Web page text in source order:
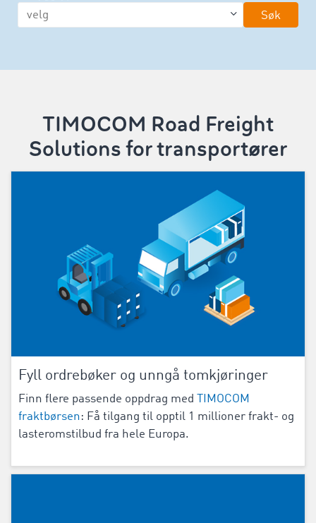
Søk
TIMOCOM Road Freight
Solutions for transportører
Fyll ordrebøker og unngå tomkjøringer
Finn flere passende oppdrag med
TIMOCOM
fraktbørsen: Få tilgang til opptil 1 millioner frakt- og
lasteromstilbud fra hele Europa.